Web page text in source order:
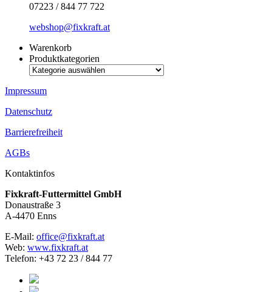
07223 / 844 77 722
webshop@fixkraft.at
Warenkorb
Produktkategorien
Impressum
Datenschutz
Barrierefreiheit
AGBs
Kontaktinfos
Fixkraft-Futtermittel GmbH
Donaustraße 3
A-4470 Enns
E-Mail: office@fixkraft.at
Web: www.fixkraft.at
Telefon: +43 72 23 / 844 77